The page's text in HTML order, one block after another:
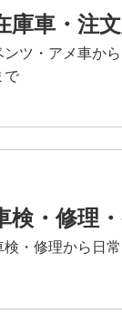
庫車・注
ンツ・アメ車か
で
検・修理
検・修理から日